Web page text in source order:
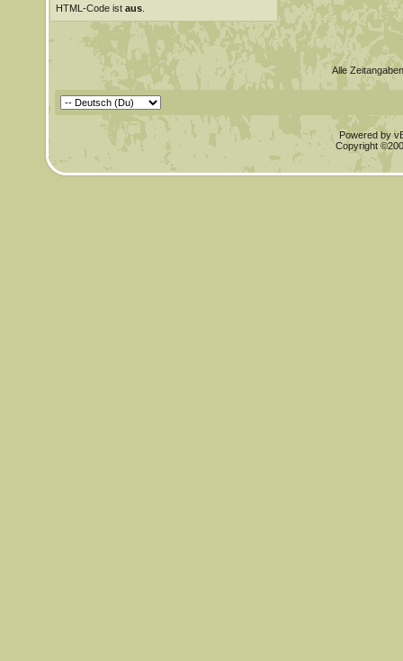
HTML-Code ist aus.
Alle
Powered by
Copyright